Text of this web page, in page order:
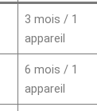
3 mois / 1
appareil
6 mois / 1
appareil